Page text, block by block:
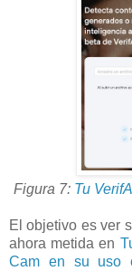
Figura 7: Tu
El objetivo es ver
ahora metida en
Cam en su uso